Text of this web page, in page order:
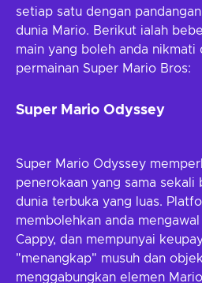
setiap satu dengan
dunia Mario. Berikut ialah
main yang boleh anda nikmati
permainan Super Mario Bros:
Super Mario Odyssey
Super Mario Odyssey
penerokaan yang sama sekali
dunia terbuka yang luas.
membolehkan anda
Cappy, dan mempunyai
"menangkap" musuh dan
menggabungkan elemen